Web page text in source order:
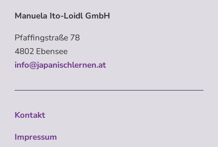
Manuela Ito-Loidl GmbH
Pfaffingstraße 78
4802 Ebensee
info@japanischlernen.at
Kontakt
Impressum